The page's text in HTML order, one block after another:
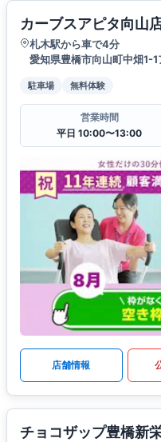
カーブスアピタ向山
札木駅から車で4分
愛知県豊橋市向山町中畑1-1
駐車場 無料体験
営業時間
平日 10:00〜13:00
店舗情報
チョコザップ豊橋新